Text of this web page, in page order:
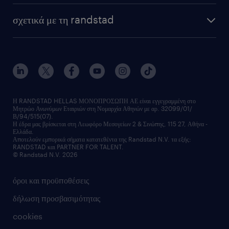
webinars
εκπαίδευση εργαζομένων
υπηρεσίες inhouse
υπηρεσίες redeployment
workforce insights
επικοινώνησε μαζί μας
employer brand
σχετικά με τη randstad
τα γραφεία μας
δελτία τύπου
οικονομικά στοιχεία
επικοινώνησε μαζί μας
όροι και προϋποθέσεις
δήλωση προσβασιμότητας
cookies
Η RANDSTAD HELLAS ΜΟΝΟΠΡΟΣΩΠΗ ΑΕ είναι εγγεγραμμένη στο
Μητρώο Ανωνύμων Εταιριών στη Νομαρχία Αθηνών με αρ. 32099/01/
Β/94/515(07).
Η έδρα μας βρίσκεται στη Λεωφόρο Μεσογείων 2 & Σινώπης, 115 27, Αθήνα -
Ελλάδα.
Αποτελούν εμπορικά σήματα κατατεθέντα της Randstad N.V. τα εξής:
RANDSTAD και PARTNER FOR TALENT.
© Randstad N.V. 2026